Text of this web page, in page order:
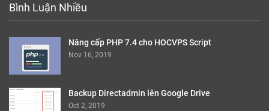
Bình Luận Nhiều
Nâng cấp PHP 7.4 cho HOCVPS Script
Nov 16, 2019
Backup Directadmin lên Google Drive
Oct 2, 2019